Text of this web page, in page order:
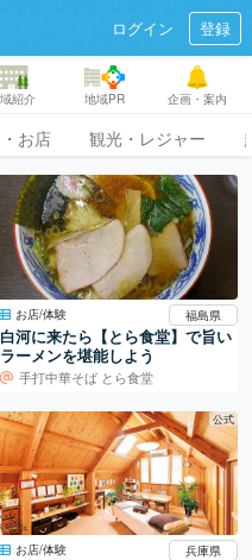
ログイン 登録
紹介 地域PR 企画・案内
お店 観光・レジャー
お店/体験 福島県
白河に来たら【とら食堂】で旨い
ラーメンを堪能しよう
手打中華そば とら食堂
公式
お店/体験 兵庫県